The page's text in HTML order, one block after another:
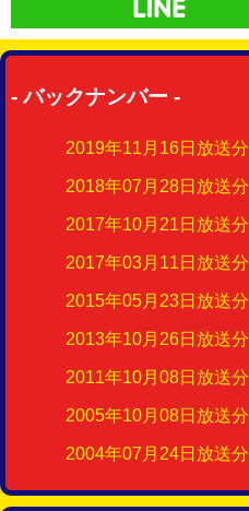
- バックナンバー -
2019年11月16日放送分
2018年07月28日放送分
2017年10月21日放送分
2017年03月11日放送分
2015年05月23日放送分
2013年10月26日放送分
2011年10月08日放送分
2005年10月08日放送分
2004年07月24日放送分